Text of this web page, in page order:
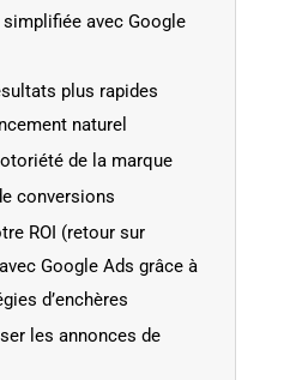
avec Google
plus rapides
naturel
de la marque
conversions
ROI (retour sur
Google Ads grâce à
d’enchères
les annonces de